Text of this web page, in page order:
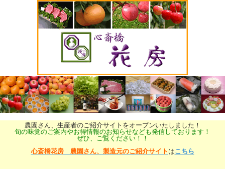
農園さん、生産者のご紹介サイトをオープンいたしました！
旬の味覚のご案内やお得情報のお知らせなども発信しております！
ぜひ、ご覧ください！！
心斎橋花房 農園さん、製造元のご紹介サイト はこちら